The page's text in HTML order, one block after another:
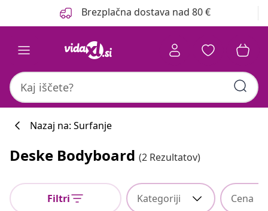
Brezplačna dostava nad 80 €
Nazaj na: Surfanje
Deske Bodyboard (2 Rezultatov)
Filtri Kategoriji Cena